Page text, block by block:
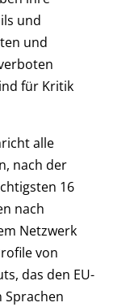
und
und
für Kritik
alle
nach der
16
nach
Netzwerk
von
das den EU-
Sprachen